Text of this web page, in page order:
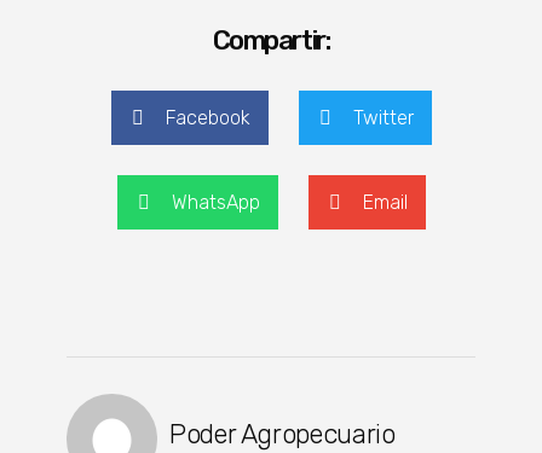
Compartir:
Facebook Twitter
WhatsApp Email
Poder Agropecuario